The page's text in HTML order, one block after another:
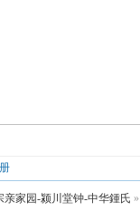
亲家园-颍川堂钟-中华鍾氏 »